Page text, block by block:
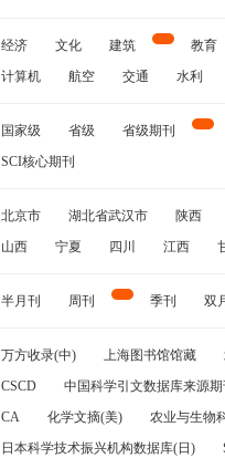
经济 文化 建筑 教育
计算机
航空 交通 水利
国家级 省级 省级期刊
SCI核心期刊
北京市 湖北省武汉市 陕西
山西
宁夏 四川 江西
半月刊 周刊 季刊 双
万方收录(中) 上海图书馆馆藏
CSCD
中国科学引文数据库来源
CA
化学文摘(美) 农业与生物
日本科学技术振兴机构数据库(日)